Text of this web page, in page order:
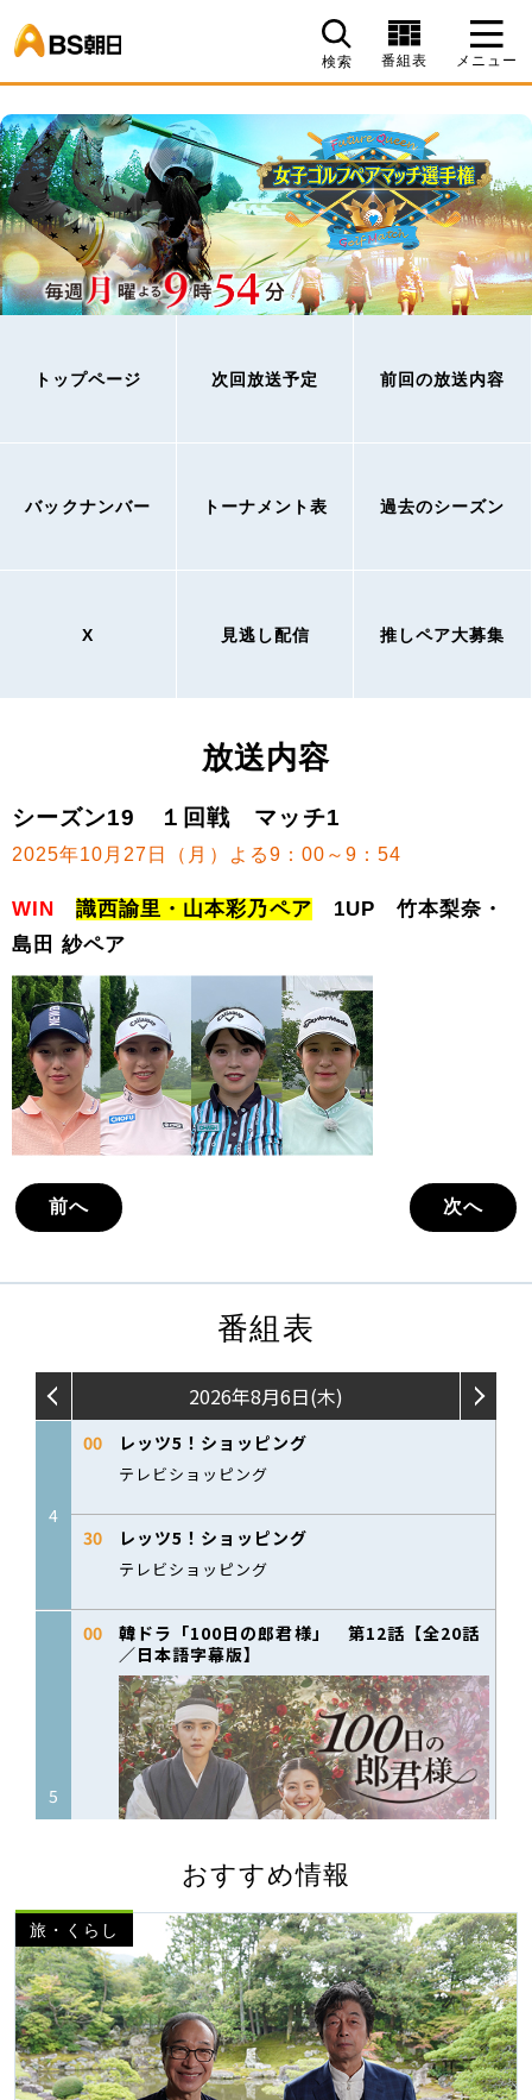
検索 番組表 メニュー
トップページ 次回放送予定 前回の放送内容
バックナンバー トーナメント表 過去のシーズン
X 見逃し配信 推しペア大募集
放送内容
シーズン19 １回戦 マッチ1
2025年10月27日（月）よる9：00～9：54
WIN 識西諭里・山本彩乃ペア 1UP 竹本梨奈・
島田 紗ペア
前へ 次へ
番組表
おすすめ情報
旅・くらし